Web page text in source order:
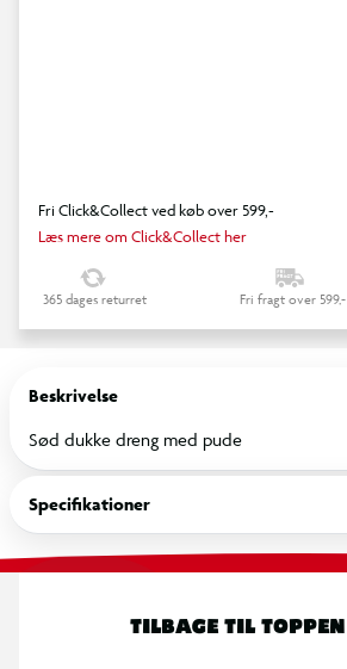
Fri Click&Collect ved køb over 599,-
Læs mere om Click&Collect her
365 dages returret Fri fragt over 599,-
Beskrivelse
Sød dukke dreng med pude
Specifikationer
TILBAGE TIL TOPPEN